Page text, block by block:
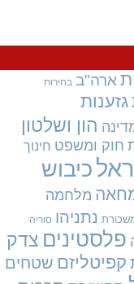
ארה"ב בחירות
הון ושלטון
ומשפט חינוך
כיבוש
מלחמה
נתניהו סוריה
צדק
שטחים